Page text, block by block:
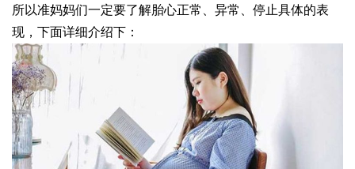
所以准妈妈们一定要了解胎心正常、异常、停止具体的表
现，下面详细介绍下：